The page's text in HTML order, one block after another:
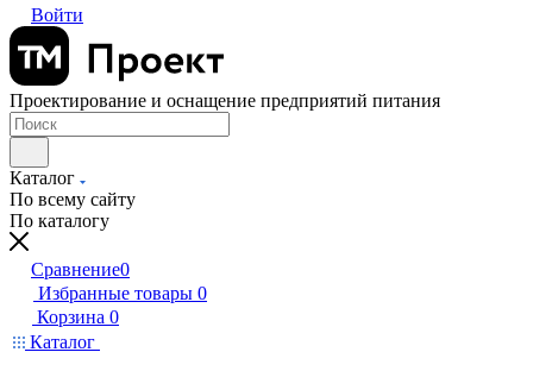
Войти
Проектирование и оснащение предприятий питания
Каталог
По всему сайту
По каталогу
Сравнение0
Избранные товары 0
Корзина 0
Каталог